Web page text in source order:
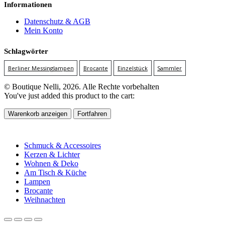
Informationen
Datenschutz & AGB
Mein Konto
Schlagwörter
Berliner Messinglampen Brocante Einzelstück Sammler
© Boutique Nelli, 2026. Alle Rechte vorbehalten
You've just added this product to the cart:
Warenkorb anzeigen Fortfahren
Schmuck & Accessoires
Kerzen & Lichter
Wohnen & Deko
Am Tisch & Küche
Lampen
Brocante
Weihnachten